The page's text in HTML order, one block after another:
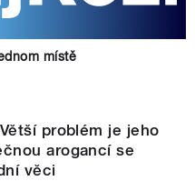
místě
problém je jeho
arogancí se
věci